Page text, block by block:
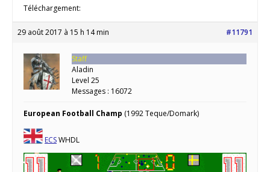
Téléchargement:
29 août 2017 à 15 h 14 min #11791
Staff
Aladin
Level 25
Messages : 16072
European Football Champ (1992 Teque/Domark)
ECSWHDL